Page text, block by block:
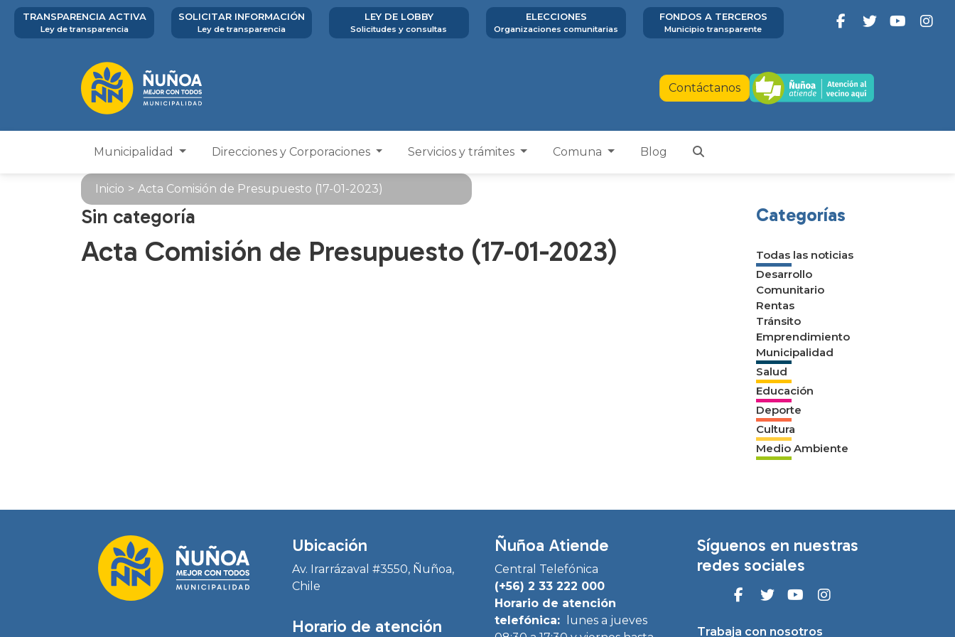
TRANSPARENCIA ACTIVA
Ley de transparencia
SOLICITAR INFORMACIÓN
Ley de transparencia
LEY DE LOBBY
Solicitudes y consultas
ELECCIONES
Organizaciones comunitarias
FONDOS A TERCEROS
Municipio transparente
Contáctanos
Municipalidad Direcciones y Corporaciones Servicios y trámites Comuna Blog
Inicio > Acta Comisión de Presupuesto (17-01-2023)
Sin categoría
Acta Comisión de Presupuesto (17-01-2023)
Categorías
Todas las noticias
Desarrollo
Comunitario
Rentas
Tránsito
Emprendimiento
Municipalidad
Salud
Educación
Deporte
Cultura
Medio Ambiente
Ubicación
Av. Irarrázaval #3550, Ñuñoa,
Chile
Horario de atención
Ñuñoa Atiende
Central Telefónica
(+56) 2 33 222 000
Horario de atención
telefónica:
lunes a jueves
Síguenos en nuestras
redes sociales
Trabaja con nosotros